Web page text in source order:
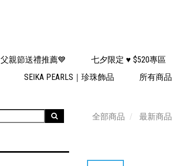
父親節送禮推薦💙 七夕限定 ♥ $520專區
SEIKA PEARLS｜珍珠飾品 所有商品
全部商品 最新商品